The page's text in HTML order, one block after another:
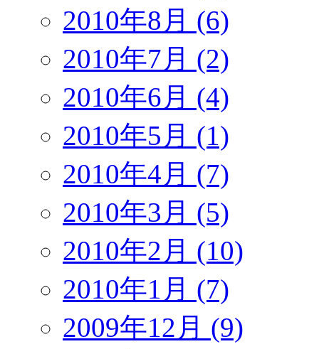
2010年8月 (6)
2010年7月 (2)
2010年6月 (4)
2010年5月 (1)
2010年4月 (7)
2010年3月 (5)
2010年2月 (10)
2010年1月 (7)
2009年12月 (9)